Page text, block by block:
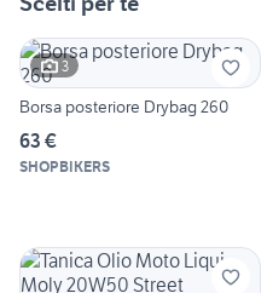
3
Borsa posteriore Drybag 260
63 €
SHOPBIKERS